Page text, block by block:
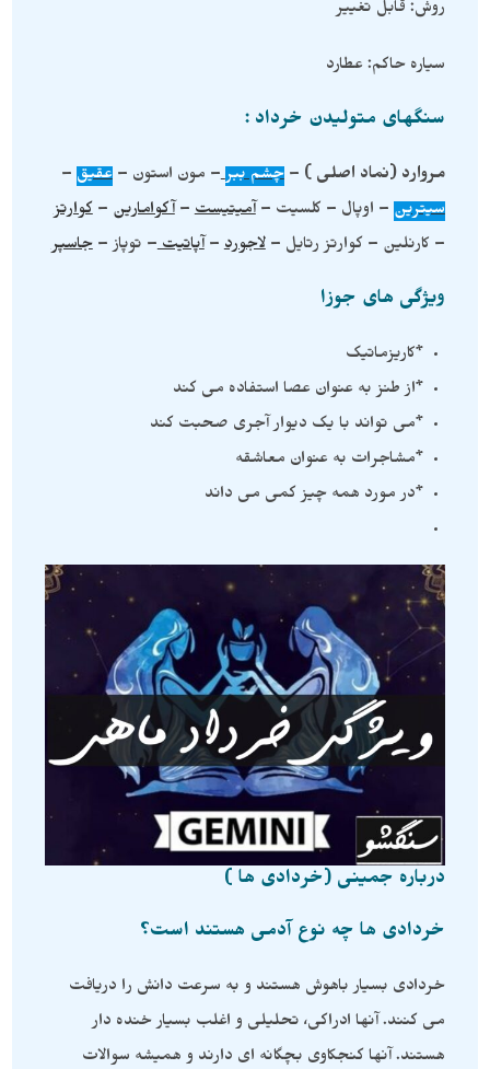
روش: قابل تغییر
سیاره حاکم: عطارد
سنگهای متولیدن خرداد :
مروارد (نماد اصلی ) –چشم ببر – مون استون –عقیق –
سیترین – اوپال – کلسیت –آمیتیست–آکوامارین –کوارتز
– کارنلین – کوارتز رتایل –لاجورد–آپاتیت– توپاز –جاسپر
ویژگی های جوزا
*کاریزماتیک
*از طنز به عنوان عصا استفاده می کند
*می تواند با یک دیوار آجری صحبت کند
*مشاجرات به عنوان معاشقه
*در مورد همه چیز کمی می داند
درباره جمینی (خردادی ها )
خردادی ها چه نوع آدمی هستند است؟
خردادی بسیار باهوش هستند و به سرعت دانش را دریافت
می کنند. آنها ادراکی، تحلیلی و اغلب بسیار خنده دار
هستند. آنها کنجکاوی بچگانه ای دارند و همیشه سوالات